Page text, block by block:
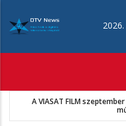
tartalomra
A VIASAT FILM